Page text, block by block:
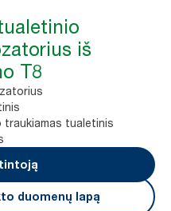
iš
T8
traukiamas tualetinis
duomenų lapą